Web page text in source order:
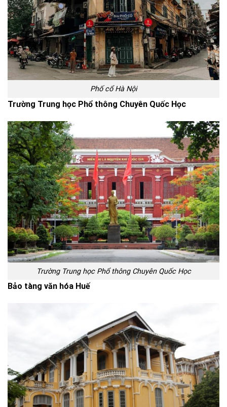
Phố cổ Hà Nội
Trường Trung học Phổ thông Chuyên Quốc Học
Trường Trung học Phổ thông Chuyên Quốc Học
Bảo tàng văn hóa Huế